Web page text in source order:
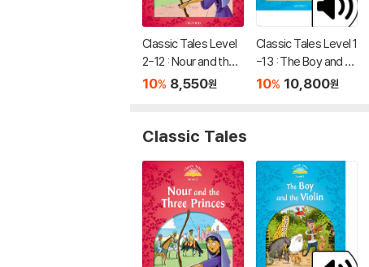
Classic Tales Level
2-12 : Nour and the
Three Princess Stu
10% 8,550원
Classic Tales Level 1
-13 : The Boy and th
e Violin MP3 Pack
10% 10,800원
Classic Tales